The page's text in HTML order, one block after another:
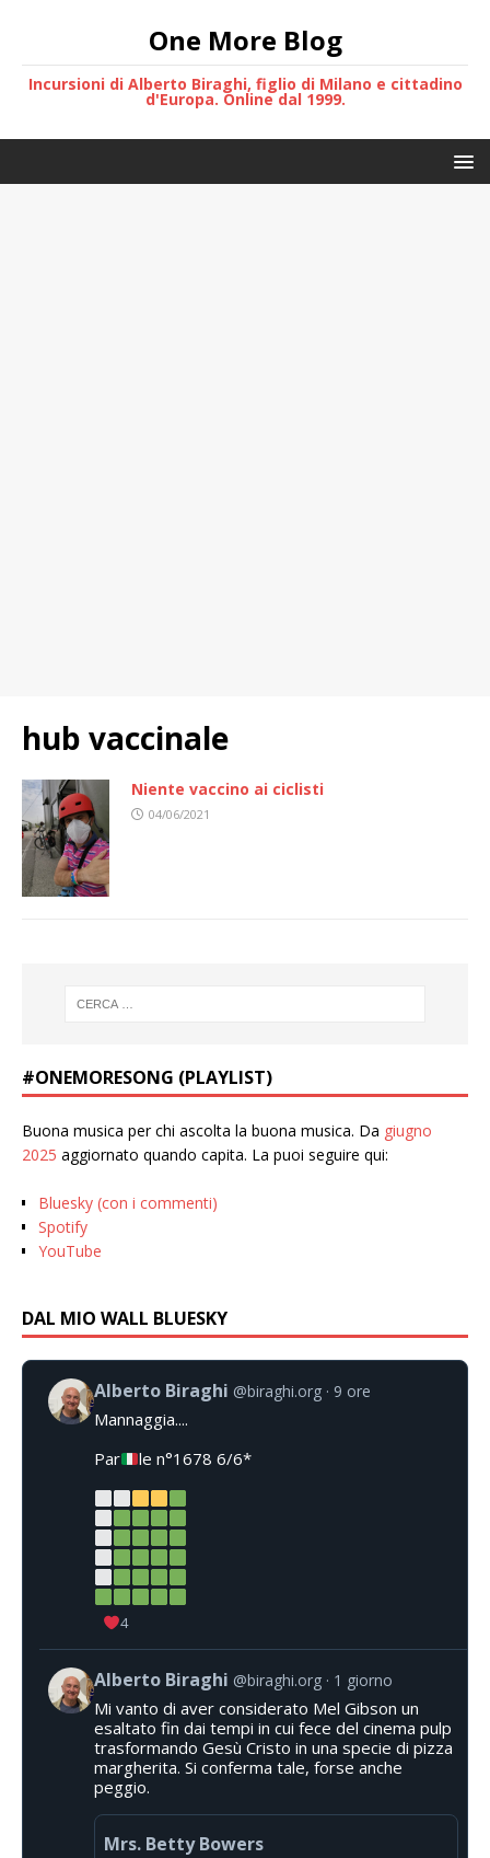
One More Blog
Incursioni di Alberto Biraghi, figlio di Milano e cittadino
d'Europa. Online dal 1999.
hub vaccinale
Niente vaccino ai ciclisti
04/06/2021
#ONEMORESONG (PLAYLIST)
Buona musica per chi ascolta la buona musica. Da giugno
2025 aggiornato quando capita. La puoi seguire qui:
Bluesky (con i commenti)
Spotify
YouTube
DAL MIO WALL BLUESKY
Alberto Biraghi @biraghi.org 9 ore
Mannaggia....
Par
le n°1678 6/6*
4
Alberto Biraghi @biraghi.org 1 giorno
Mi vanto di aver considerato Mel Gibson un
esaltato fin dai tempi in cui fece del cinema pulp
trasformando Gesù Cristo in una specie di pizza
margherita. Si conferma tale, forse anche
peggio.
Mrs. Betty Bowers